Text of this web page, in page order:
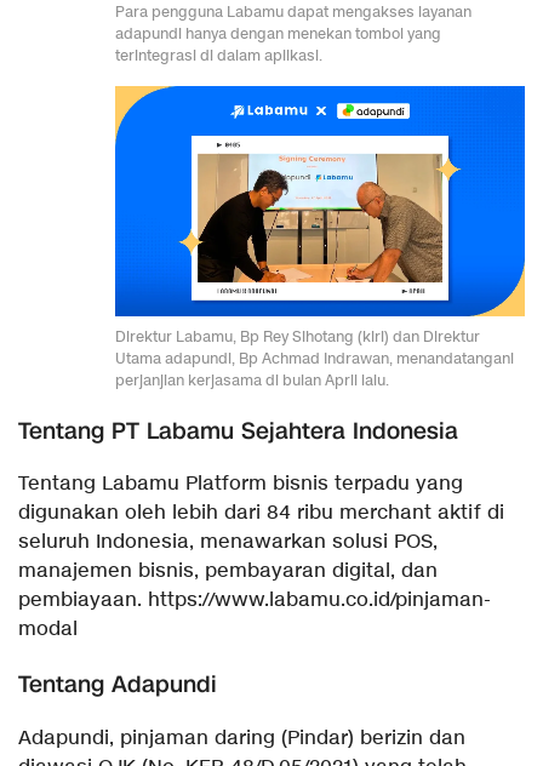
Para pengguna Labamu dapat mengakses layanan
adapundi hanya dengan menekan tombol yang
terintegrasi di dalam aplikasi.
Direktur Labamu, Bp Rey Sihotang (kiri) dan Direktur
Utama adapundi, Bp Achmad Indrawan, menandatangani
perjanjian kerjasama di bulan April lalu.
Tentang PT Labamu Sejahtera Indonesia
Tentang Labamu Platform bisnis terpadu yang
digunakan oleh lebih dari 84 ribu merchant aktif di
seluruh Indonesia, menawarkan solusi POS,
manajemen bisnis, pembayaran digital, dan
pembiayaan. https://www.labamu.co.id/pinjaman-
modal
Tentang Adapundi
Adapundi, pinjaman daring (Pindar) berizin dan